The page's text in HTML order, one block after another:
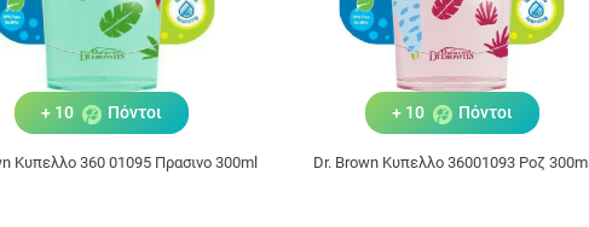
+ 10 Πόντοι
Κυπελλο 360 01095 Πρασινο 300ml
+ 10 Πόντοι
Dr. Brown Κυπελλο 36001093 Ροζ 300ml